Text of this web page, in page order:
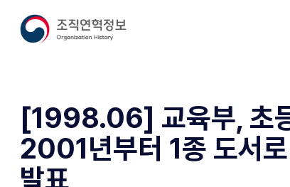
[1998.06] 교육부, 초
2001년부터 1종 도서
발표